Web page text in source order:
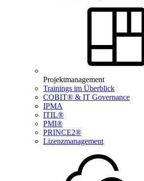
Projektmanagement
Trainings im Überblick
COBIT® & IT Governance
IPMA
ITIL®
PMI®
PRINCE2®
Lizenzmanagement